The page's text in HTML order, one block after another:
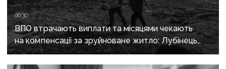
06:30
ВПО втрачають виплати та місяцями чекають
на компенсації за зруйноване житло: Лубінець
вимагає змін від уряду